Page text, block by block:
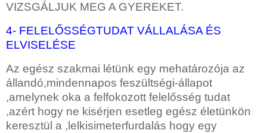
VIZSGÁLJUK MEG A GYEREKET.
4- FELELŐSSÉGTUDAT VÁLLALÁSA ÉS
ELVISELÉSE
Az egész szakmai létünk egy mehatározója az
állandó,mindennapos feszültségi-állapot
,amelynek oka a felfokozott felelősség tudat
,azért hogy ne kisérjen esetleg egész életünkön
keresztül a ,lelkisimeterfurdalás hogy egy